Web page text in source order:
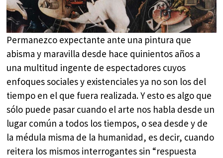
Permanezco expectante ante una pintura que
abisma y maravilla desde hace quinientos años a
una multitud ingente de espectadores cuyos
enfoques sociales y existenciales ya no son los del
tiempo en el que fuera realizada. Y esto es algo que
sólo puede pasar cuando el arte nos habla desde un
lugar común a todos los tiempos, o sea desde y de
la médula misma de la humanidad, es decir, cuando
reitera los mismos interrogantes sin “respuesta